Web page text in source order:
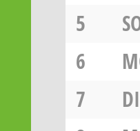
5
6
7
DI